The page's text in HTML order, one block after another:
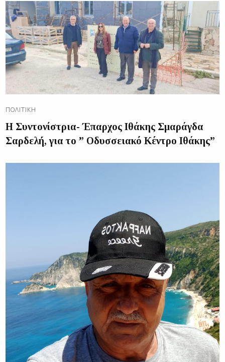
ΠΟΛΙΤΙΚΉ
Η Συντονίστρια- Έπαρχος Ιθάκης Σμαράγδα
Σαρδελή, για το ” Οδυσσειακό Κέντρο Ιθάκης”